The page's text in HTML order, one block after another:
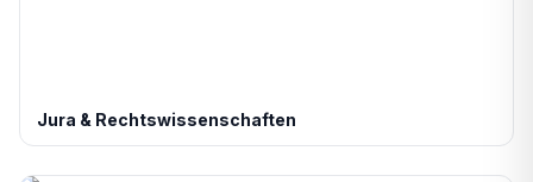
Jura & Rechtswissenschaften